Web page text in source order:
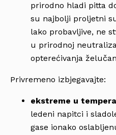
prirodno hladi pitta
su najbolji proljetni
lako probavljive, ne
u prirodnoj
opterećivanja
Privremeno izbjegavajte:
ekstreme u
ledeni napitci i
gase ionako